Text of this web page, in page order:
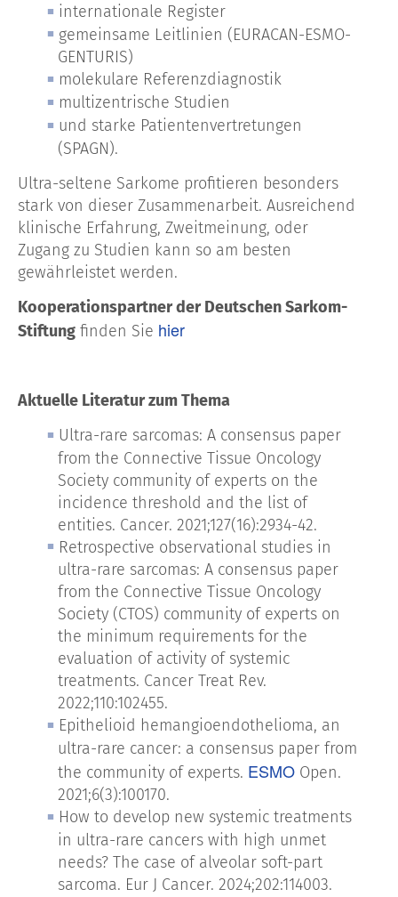
internationale Register
gemeinsame Leitlinien (EURACAN-ESMO-
GENTURIS)
molekulare Referenzdiagnostik
multizentrische Studien
und starke Patientenvertretungen
(SPAGN).
Ultra-seltene Sarkome profitieren besonders
stark von dieser Zusammenarbeit. Ausreichend
klinische Erfahrung, Zweitmeinung, oder
Zugang zu Studien kann so am besten
gewährleistet werden.
Kooperationspartner der Deutschen Sarkom-
Stiftung finden Sie hier
Aktuelle Literatur zum Thema
Ultra-rare sarcomas: A consensus paper
from the Connective Tissue Oncology
Society community of experts on the
incidence threshold and the list of
entities. Cancer. 2021;127(16):2934-42.
Retrospective observational studies in
ultra-rare sarcomas: A consensus paper
from the Connective Tissue Oncology
Society (CTOS) community of experts on
the minimum requirements for the
evaluation of activity of systemic
treatments. Cancer Treat Rev.
2022;110:102455.
Epithelioid hemangioendothelioma, an
ultra-rare cancer: a consensus paper from
the community of experts. ESMO Open.
2021;6(3):100170.
How to develop new systemic treatments
in ultra-rare cancers with high unmet
needs? The case of alveolar soft-part
sarcoma. Eur J Cancer. 2024;202:114003.